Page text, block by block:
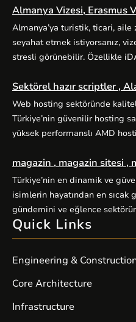
Almanya Vizesi, Erasmus
Almanya’ya turistik, ticari,
seyahat etmek istiyorsanız,
stresli görünebilir. Özellikle
eksiksiz evrak hazırlığı ve
başarıyı doğrudan etkiler.
), Ankara merkezli profesyonel
bu süreci sizin için
Sektörel hazır scriptler ,
Web hosting sektöründe
Türkiye’nin güvenilir hosting
yüksek performanslı AMD
sunuyor. Yüksek performanslı
AMD EPYC işlemciler ve
sunucular üzerine kuruludur.
siteleri, bloglar ve yüksek […]
magazin , magazin sitesi ,
Türkiye’nin en dinamik ve
isimlerin hayatından en sıcak
gündemini ve eğlence
platformdur. Magazin
kaliteli içerik üretimiyle fark
sizleri ekrandan
davet ediyor. Magazin […]
Quick Links
Engineering &
Core Architecture
Infrastructure